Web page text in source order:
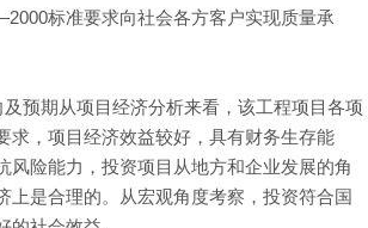
标准要求向社会各方客户实现质量承
预期从项目经济分析来看，该工程项目各项
求，项目经济效益较好，具有财务生存能
风险能力，投资项目从地方和企业发展的角
上是合理的。从宏观角度考察，投资符合国